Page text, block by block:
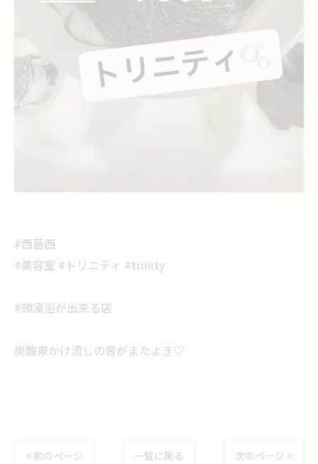
#西葛西
#美容室 #トリニティ #trinity
#頭浸浴が出来る店
炭酸泉かけ流しの音がまたよき♡
< 前のページ 一覧に戻る 次のページ >